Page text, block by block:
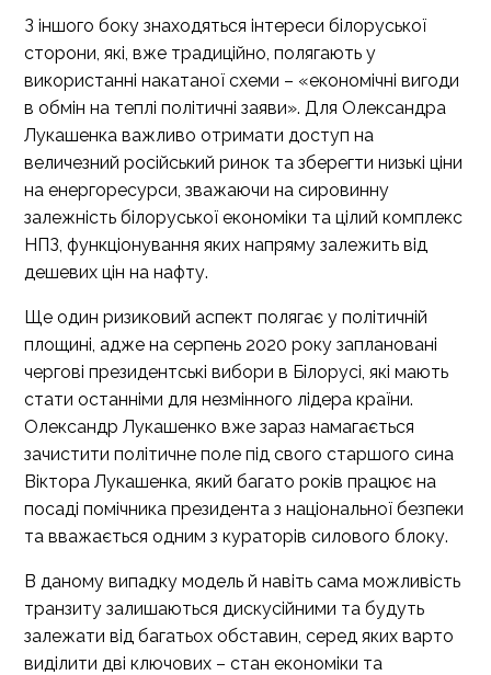
З іншого боку знаходяться інтереси білоруської
сторони, які, вже традиційно, полягають у
використанні накатаної схеми – «економічні вигоди
в обмін на теплі політичні заяви». Для Олександра
Лукашенка важливо отримати доступ на
величезний російський ринок та зберегти низькі ціни
на енергоресурси, зважаючи на сировинну
залежність білоруської економіки та цілий комплекс
НПЗ, функціонування яких напряму залежить від
дешевих цін на нафту.
Ще один ризиковий аспект полягає у політичній
площині, адже на серпень 2020 року заплановані
чергові президентські вибори в Білорусі, які мають
стати останніми для незмінного лідера країни.
Олександр Лукашенко вже зараз намагається
зачистити політичне поле під свого старшого сина
Віктора Лукашенка, який багато років працює на
посаді помічника президента з національної безпеки
та вважається одним з кураторів силового блоку.
В даному випадку модель й навіть сама можливість
транзиту залишаються дискусійними та будуть
залежати від багатьох обставин, серед яких варто
виділити дві ключових – стан економіки та